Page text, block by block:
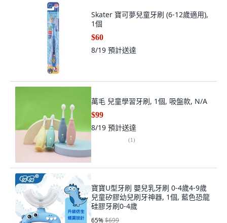
Skater 寶可夢兒童牙刷 (6-12歲適用),
1個
$60
8/19 預計送達
萬毛 兒童學習牙刷, 1個, 吸盤款, N/A
$99
8/19 預計送達
(1)
寶寶U型牙刷 嬰兒乳牙刷 0-4歲4-9歲
兒童矽膠幼兒刷牙神器, 1個, 藍色恐龍
硅膠牙刷0-4歲
65%$699